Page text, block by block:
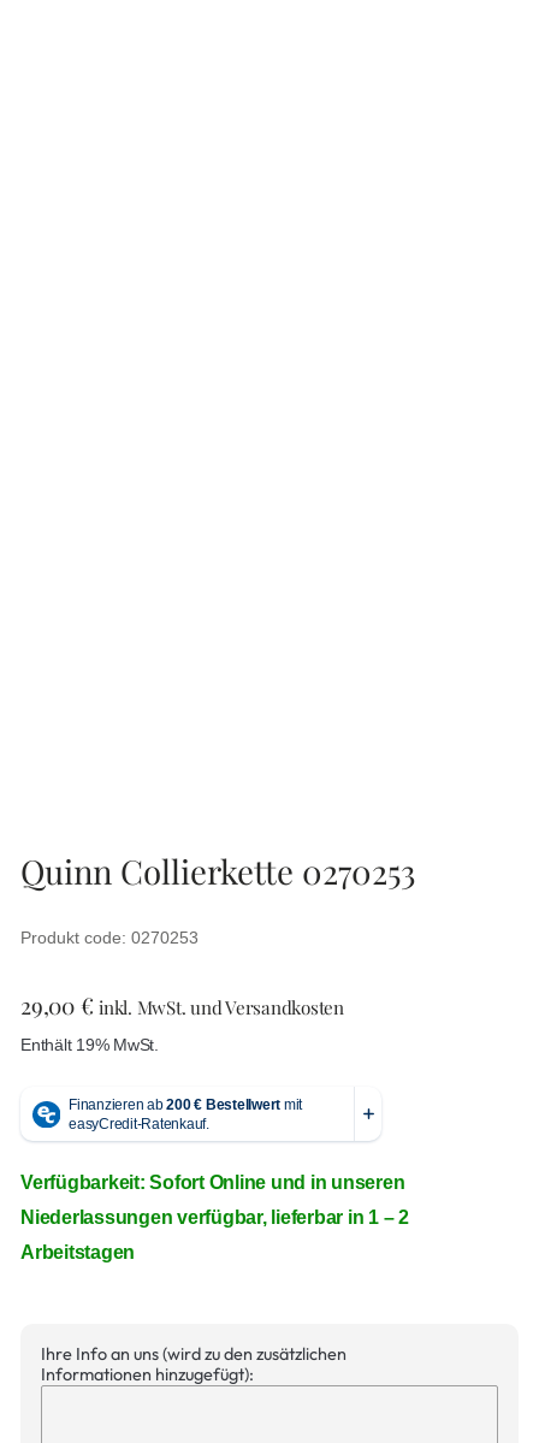
Quinn Collierkette 0270253
Produkt code: 0270253
29,00€ inkl. MwSt. und Versandkosten
Enthält 19% MwSt.
Verfügbarkeit: Sofort Online und in unseren
Niederlassungen verfügbar, lieferbar in 1 – 2
Arbeitstagen
Ihre Info an uns (wird zu den zusätzlichen
Informationen hinzugefügt):